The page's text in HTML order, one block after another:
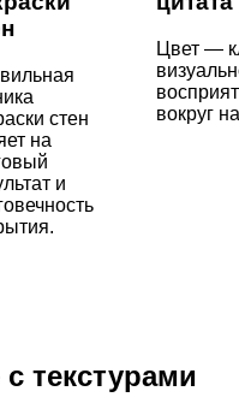
стен
на
и
Цвет —
вокруг
текстурами